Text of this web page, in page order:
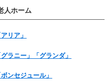
人ホーム
リア」
ラニー」「グランダ」
ンセジュール」